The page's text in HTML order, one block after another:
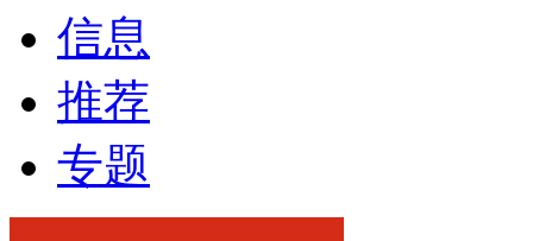
信息
推荐
专题